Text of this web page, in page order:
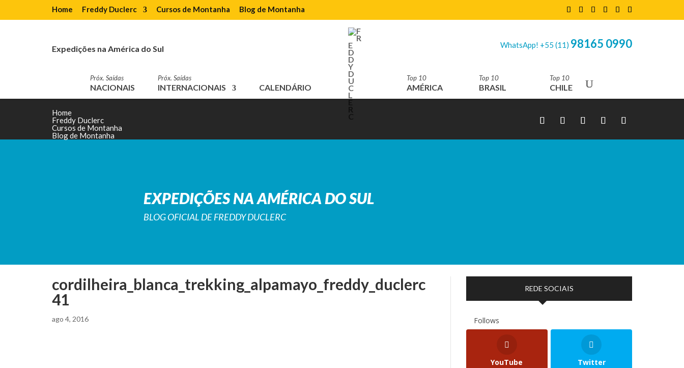
Home Freddy Duclerc Cursos de Montanha Blog de Montanha
Expedições na América do Sul WhatsApp! +55 (11) 98165 0990
Próx. Saídas
NACIONAIS
Próx. Saídas
INTERNACIONAIS CALENDÁRIO
Top 10
AMÉRICA
Top 10
BRASIL
Top 10
CHILE
Home
Freddy Duclerc
Cursos de Montanha
Blog de Montanha
EXPEDIÇÕES NA AMÉRICA DO SUL
BLOG OFICIAL DE FREDDY DUCLERC
cordilheira_blanca_trekking_alpamayo_freddy_duclerc
41
ago 4, 2016
REDE SOCIAIS
Follows
YouTube
Twitter